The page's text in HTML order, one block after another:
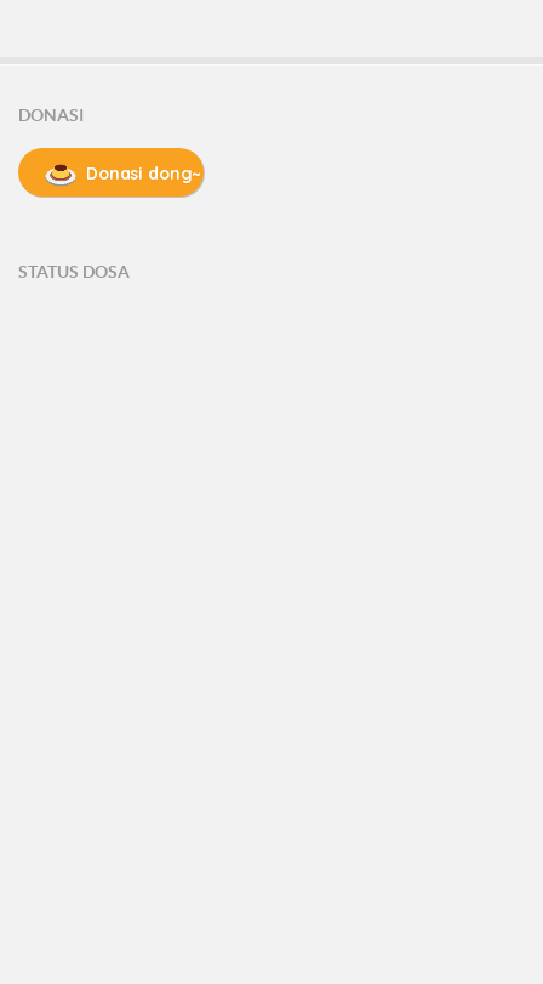
DONASI
Donasi dong~
STATUS DOSA